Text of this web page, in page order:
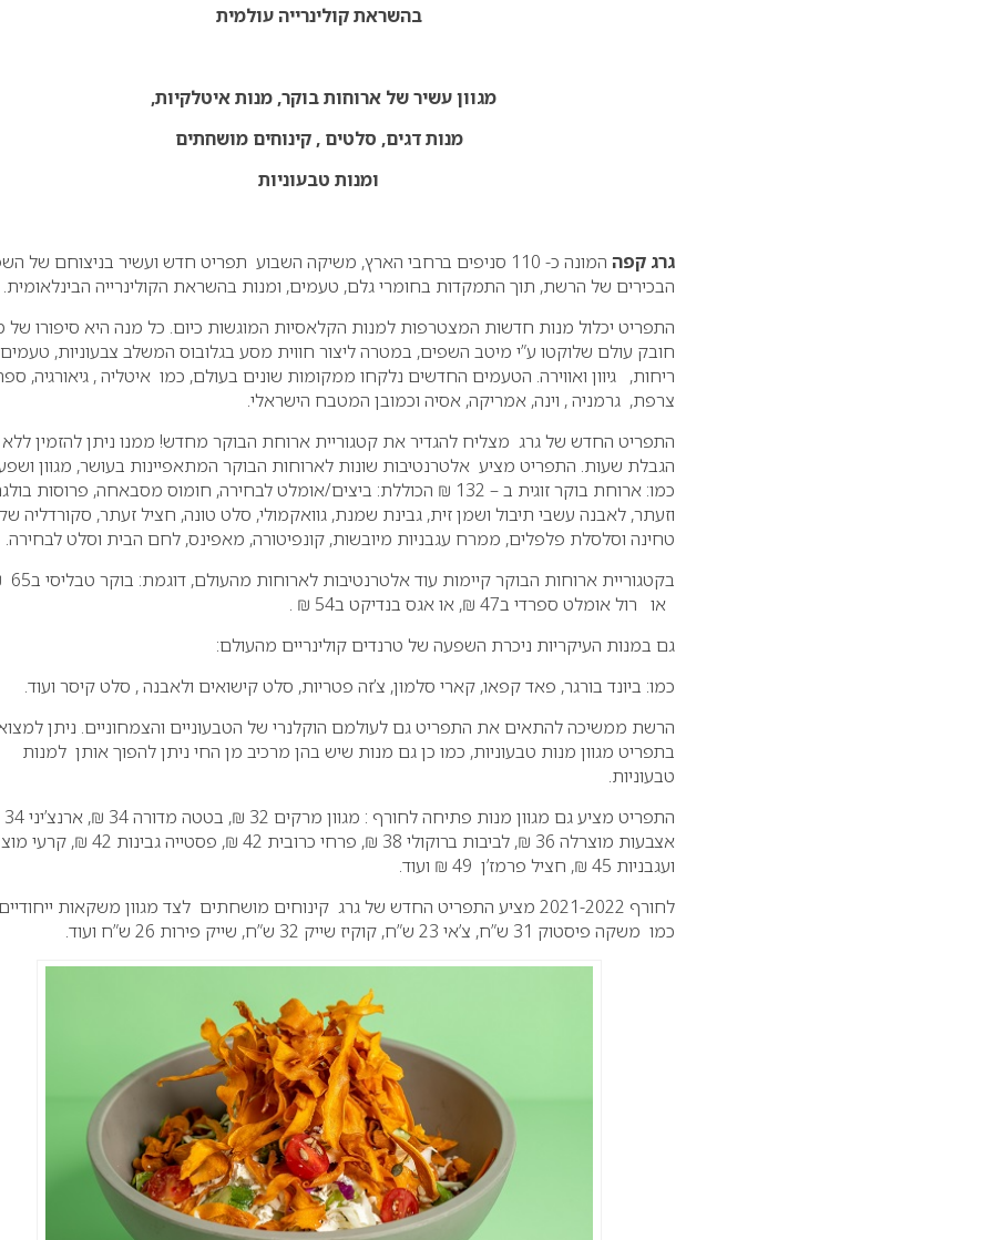
בהשראת קולינרייה עולמית
מגוון עשיר של ארוחות בוקר, מנות איטלקיות,
מנות דגים, סלטים , קינוחים מושחתים
ומנות טבעוניות
גרג קפה
המונה כ- 110 סניפים ברחבי הארץ, משיקה השבוע תפריט חדש ועשיר בניצוחם של
הבכירים של הרשת, תוך התמקדות בחומרי גלם, טעמים, ומנות בהשראת הקולינרייה הבינלאומית.
התפריט יכלול מנות חדשות המצטרפות למנות הקלאסיות המוגשות כיום. כל מנה היא סיפורו
חובק עולם שלוקטו ע”י מיטב השפים, במטרה ליצור חווית מסע בגלובוס המשלב צבעוניות,
ריחות, גיוון ואווירה. הטעמים החדשים נלקחו ממקומות שונים בעולם, כמו איטליה , גיאורגיה,
צרפת, גרמניה , וינה, אמריקה, אסיה וכמובן המטבח הישראלי.
התפריט החדש של גרג מצליח להגדיר את קטגוריית ארוחת הבוקר מחדש! ממנו ניתן להזמין ללא
הגבלת שעות. התפריט מציע אלטרנטיבות שונות לארוחות הבוקר המתאפיינות בעושר, מגוון
כמו: ארוחת בוקר זוגית ב – 132 ₪ הכוללת: ביצים/אומלט לבחירה, חומוס מסבאחה, פרוסות
וזעתר, לאבנה עשבי תיבול ושמן זית, גבינת שמנת, גוואקמולי, סלט טונה, חציל זעתר, סקורדליה
טחינה וסלסלת פלפלים, ממרח עגבניות מיובשות, קונפיטורה, מאפינס, לחם הבית וסלט לבחירה.
או רול אומלט ספרדי ב47 ₪, או אגס בנדיקט ב54 ₪ .
גם במנות העיקריות ניכרת השפעה של טרנדים קולינריים מהעולם:
כמו: ביונד בורגר, פאד קפאו, קארי סלמון, צ’זה פטריות, סלט קישואים ולאבנה , סלט קיסר ועוד.
הרשת ממשיכה להתאים את התפריט גם לעולמם הוקלנרי של הטבעוניים והצמחוניים. ניתן
בתפריט מגוון מנות טבעוניות, כמו כן גם מנות שיש בהן מרכיב מן החי ניתן להפוך אותן למנות
טבעוניות.
אצבעות מוצרלה 36 ₪, לביבות ברוקולי 38 ₪, פרחי כרובית 42 ₪, פסטייה
ועגבניות 45 ₪, חציל פרמז’ן 49 ₪ ועוד.
לחורף 2021-2022 מציע התפריט החדש של גרג קינוחים מושחתים לצד מגוון משקאות
כמו משקה פיסטוק 31 ש”ח, צ’אי 23 ש”ח, קוקיז שייק 32 ש”ח, שייק פירות 26 ש”ח ועוד.